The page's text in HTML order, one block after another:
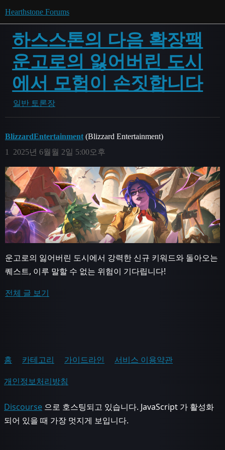
Hearthstone Forums
하스스톤의 다음 확장팩
운고로의 잃어버린 도시
에서 모험이 손짓합니다
일반 토론장
BlizzardEntertainment (Blizzard Entertainment)
2025년 6월월 2일 5:00오후
1
운고로의 잃어버린 도시에서 강력한 신규 키워드와 돌아오는
퀘스트, 이루 말할 수 없는 위험이 기다립니다!
전체 글 보기
홈 카테고리 가이드라인
서비스 이용약관
개인정보처리방침
Discourse 으로 호스팅되고 있습니다. JavaScript 가 활성화
되어 있을 때 가장 멋지게 보입니다.